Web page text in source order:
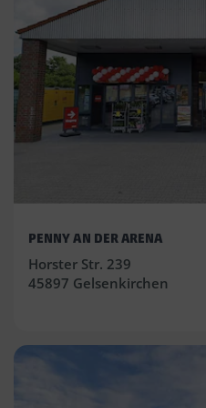
PENNY AN DER ARENA
Horster Str. 239
45897 Gelsenkirchen